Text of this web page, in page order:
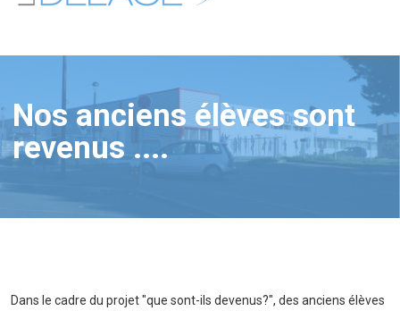
Nos anciens élèves sont
revenus ....
Dans le cadre du projet "que sont-ils devenus?", des anciens élèves